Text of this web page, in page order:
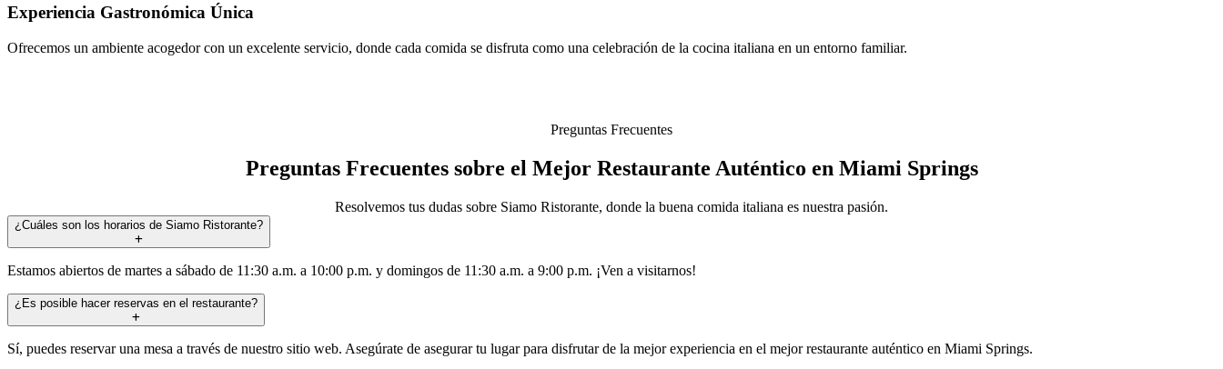
Experiencia Gastronómica Única
Ofrecemos un ambiente acogedor con un excelente servicio, donde cada comida se disfruta como una celebración de la cocina italiana en un entorno familiar.
Preguntas Frecuentes
Preguntas Frecuentes sobre el Mejor Restaurante Auténtico en Miami Springs
Resolvemos tus dudas sobre Siamo Ristorante, donde la buena comida italiana es nuestra pasión.
¿Cuáles son los horarios de Siamo Ristorante?
Estamos abiertos de martes a sábado de 11:30 a.m. a 10:00 p.m. y domingos de 11:30 a.m. a 9:00 p.m. ¡Ven a visitarnos!
¿Es posible hacer reservas en el restaurante?
Sí, puedes reservar una mesa a través de nuestro sitio web. Asegúrate de asegurar tu lugar para disfrutar de la mejor experiencia en el mejor restaurante auténtico en Miami Springs.